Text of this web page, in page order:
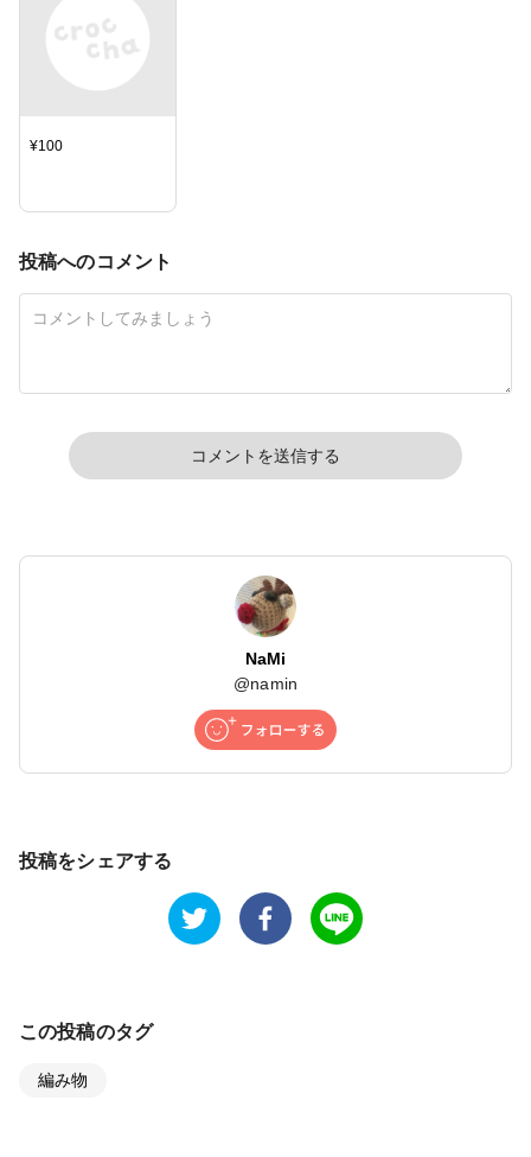
¥100
投稿へのコメント
コメントを送信する
NaMi
@namin
投稿をシェアする
この投稿のタグ
編み物